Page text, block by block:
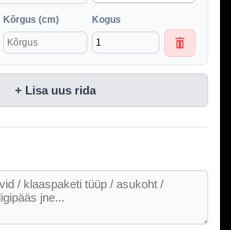
Kõrgus (cm) Kogus
+ Lisa uus rida